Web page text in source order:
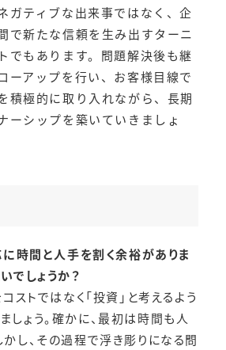
ガティブな出来事ではなく、企
で新たな信頼を生み出すターニ
でもあります。問題解決後も継
ーアップを行い、お客様目線で
積極的に取り入れながら、長期
ーシップを築いていきましょ
時間と人手を割く余裕がありま
でしょうか？
ストではなく「投資」と考えるよう
しょう。確かに、最初は時間も人
かし、その過程で浮き彫りになる問